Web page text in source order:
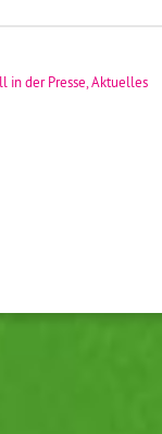
in der Presse Aktuelles